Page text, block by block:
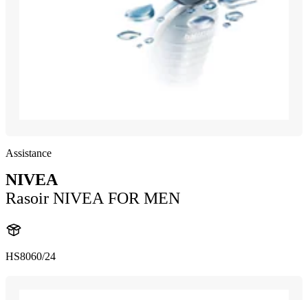
Assistance
NIVEA
Rasoir NIVEA FOR MEN
HS8060/24